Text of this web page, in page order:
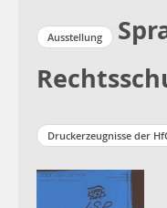
Ausstellung
Druckerzeugnisse der